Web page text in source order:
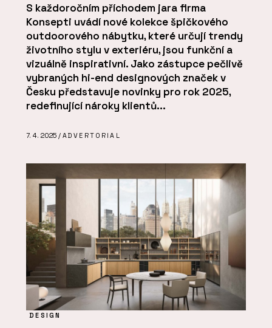
S každoročním příchodem jara firma
Konsepti uvádí nové kolekce špičkového
outdoorového nábytku, které určují trendy
životního stylu v exteriéru, jsou funkční a
vizuálně inspirativní. Jako zástupce pečlivě
vybraných hi-end designových značek v
Česku představuje novinky pro rok 2025,
redefinující nároky klientů...
7. 4. 2025 / ADVERTORIAL
DESIGN